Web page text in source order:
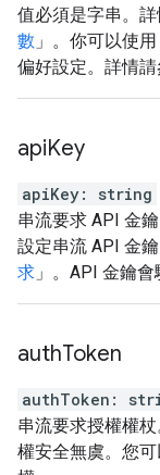
值必須是字串。
數 」。你可以使用
偏好設定。詳情請
apiKey
apiKey:
string
串流要求 API 金
設定串流 API 金
求 」。API 金鑰
authToken
authToken :
串流要求授權權
權安全無虞。您